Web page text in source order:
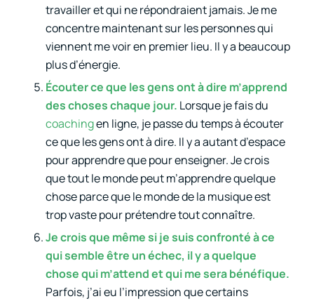
travailler et qui ne répondraient jamais. Je me
concentre maintenant sur les personnes qui
viennent me voir en premier lieu. Il y a beaucoup
plus d’énergie.
Écouter ce que les gens ont à dire m’apprend
des choses chaque jour. Lorsque je fais du
coachingen ligne, je passe du temps à écouter
ce que les gens ont à dire. Il y a autant d’espace
pour apprendre que pour enseigner. Je crois
que tout le monde peut m’apprendre quelque
chose parce que le monde de la musique est
trop vaste pour prétendre tout connaître.
Je crois que même si je suis confronté à ce
qui semble être un échec, il y a quelque
chose qui m’attend et qui me sera bénéfique.
Parfois, j’ai eu l’impression que certains